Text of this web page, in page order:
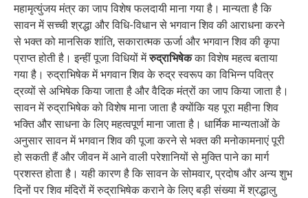
महामृत्युंजय मंत्र का जाप विशेष फलदायी माना गया है। मान्यता है कि
सावन में सच्ची श्रद्धा और विधि-विधान से भगवान शिव की आराधना करने
से भक्त को मानसिक शांति, सकारात्मक ऊर्जा और भगवान शिव की कृपा
प्राप्त होती है। इन्हीं पूजा विधियों मेंरुद्राभिषेकका विशेष महत्व बताया
गया है। रुद्राभिषेक में भगवान शिव के रुद्र स्वरूप का विभिन्न पवित्र
द्रव्यों से अभिषेक किया जाता है और वैदिक मंत्रों का जाप किया जाता है।
सावन में रुद्राभिषेक को विशेष माना जाता है क्योंकि यह पूरा महीना शिव
भक्ति और साधना के लिए महत्वपूर्ण माना जाता है। धार्मिक मान्यताओं के
अनुसार सावन में भगवान शिव की पूजा करने से भक्त की मनोकामनाएं पूरी
हो सकती हैं और जीवन में आने वाली परेशानियों से मुक्ति पाने का मार्ग
प्रशस्त होता है। यही कारण है कि सावन के सोमवार, प्रदोष और अन्य शुभ
दिनों पर शिव मंदिरों में रुद्राभिषेक कराने के लिए बड़ी संख्या में श्रद्धालु